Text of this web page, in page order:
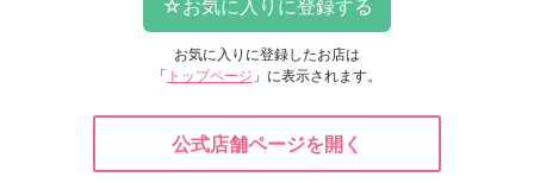
お気に入りに登録したお店は
「 トップページ 」に表示されます。
公式店舗ページを開く